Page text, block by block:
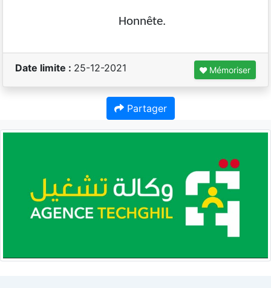
Honnête.
Date limite : 25-12-2021 Mémoriser
Partager